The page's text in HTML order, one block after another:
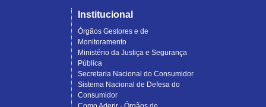
Institucional
Órgãos Gestores e de
Monitoramento
Ministério da Justiça e Segurança
Pública
Secretaria Nacional do Consumidor
Sistema Nacional de Defesa do
Consumidor